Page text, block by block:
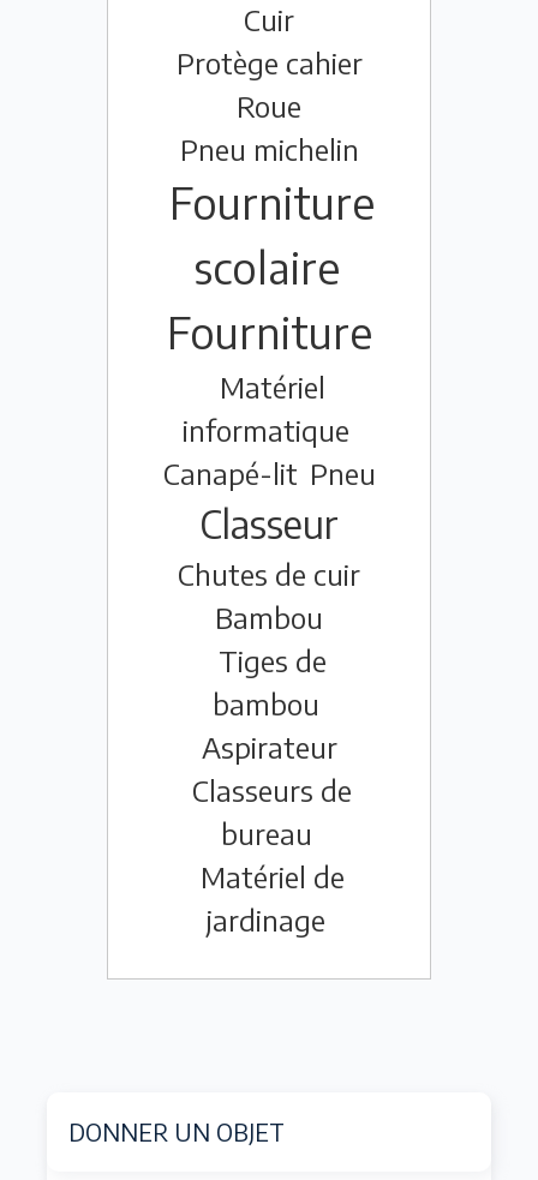
Cuir
Protège cahier
Roue
Pneu michelin
Fourniture
scolaire
Fourniture
Matériel
informatique
Canapé-lit Pneu
Classeur
Chutes de cuir
Bambou
Tiges de
bambou
Aspirateur
Classeurs de
bureau
Matériel de
jardinage
DONNER UN OBJET